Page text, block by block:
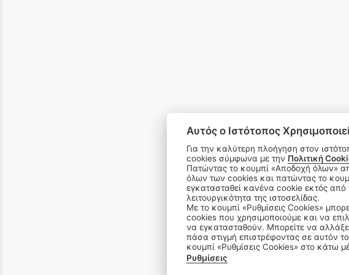
email address
Δεχόμαστε
Αυτός ο Ιστότοπος
Για την καλύτερη πλοήγηση στον
cookies σύμφωνα με την Πολιτική
Πατώντας το κουμπί «Αποδοχή όλων» αποδέχεστε την εγκατάσταση
όλων των cookies και πατώντας το
εγκατασταθεί κανένα cookie εκτός
λειτουργικότητα της ιστοσελίδας.
Με το κουμπί «Ρυθμίσεις Cookies»
cookies που χρησιμοποιούμε και να
να εγκατασταθούν. Μπορείτε να
πάσα στιγμή επιστρέφοντας σε αυτόν
κουμπί «Ρυθμίσεις Cookies» στο κάτω
Ρυθμίσεις